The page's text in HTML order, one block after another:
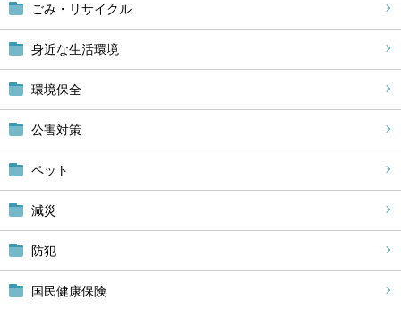
ごみ・リサイクル
身近な生活環境
環境保全
公害対策
ペット
減災
防犯
国民健康保険